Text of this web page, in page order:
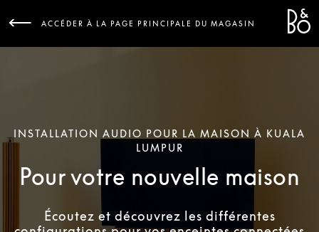
ACCÉDER À LA PAGE PRINCIPALE DU MAGASIN
INSTALLATION AUDIO POUR LA MAISON À KUALA
LUMPUR
Pour votre nouvelle maison
Écoutez et découvrez les différentes